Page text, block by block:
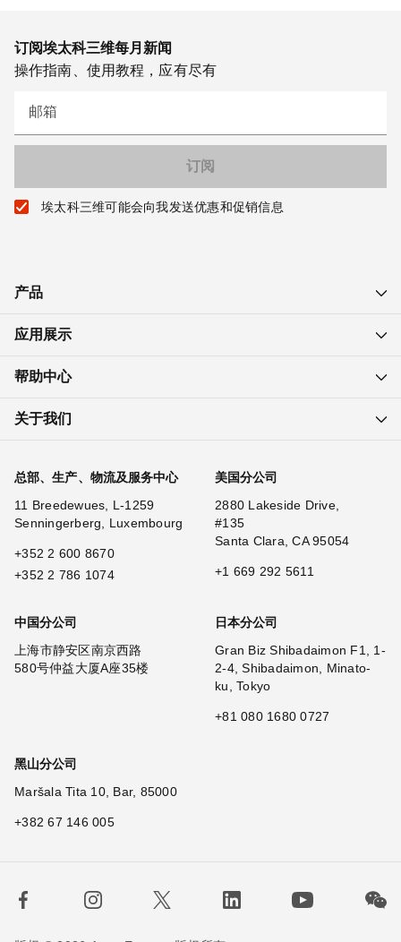
订阅埃太科三维每月新闻
操作指南、使用教程，应有尽有
邮箱
埃太科三维可能会向我发送优惠和促销信息
产品
应用展示
帮助中心
关于我们
总部、生产、物流及服务中心
11 Breedewues, L-1259
Senningerberg, Luxembourg
+352 2 600 8670
+352 2 786 1074
美国分公司
2880 Lakeside Drive,
#135
Santa Clara, CA 95054
+1 669 292 5611
中国分公司
上海市静安区南京西路
580号仲益大厦A座35楼
日本分公司
Gran Biz Shibadaimon F1, 1-
2-4, Shibadaimon, Minato-
ku, Tokyo
+81 080 1680 0727
黑山分公司
Maršala Tita 10, Bar, 85000
+382 67 146 005